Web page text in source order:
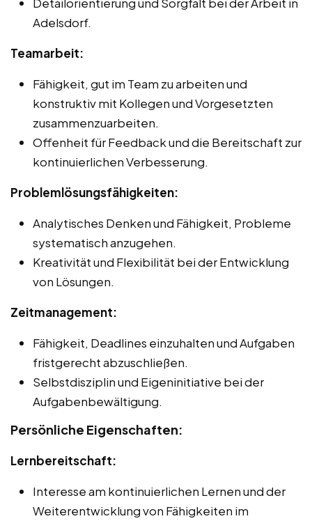
Adelsdorf.
Teamarbeit:
Fähigkeit, gut im Team zu arbeiten und
konstruktiv mit Kollegen und Vorgesetzten
zusammenzuarbeiten.
Offenheit für Feedback und die Bereitschaft zur
kontinuierlichen Verbesserung.
Problemlösungsfähigkeiten:
Analytisches Denken und Fähigkeit, Probleme
systematisch anzugehen.
Kreativität und Flexibilität bei der Entwicklung
von Lösungen.
Zeitmanagement:
Fähigkeit, Deadlines einzuhalten und Aufgaben
fristgerecht abzuschließen.
Selbstdisziplin und Eigeninitiative bei der
Aufgabenbewältigung.
Persönliche Eigenschaften:
Lernbereitschaft:
Interesse am kontinuierlichen Lernen und der
Weiterentwicklung von Fähigkeiten im